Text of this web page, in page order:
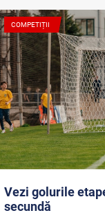
COMPETIȚII
Vezi golurile
secundă